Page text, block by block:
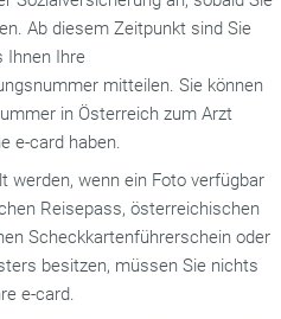
Ab diesem Zeitpunkt sind Sie
Ihnen Ihre
mitteilen. Sie können
in Österreich zum Arzt
e-card haben.
werden, wenn ein Foto verfügbar
Reisepass, österreichischen
Scheckkartenführerschein oder
besitzen, müssen Sie nichts
e-card.